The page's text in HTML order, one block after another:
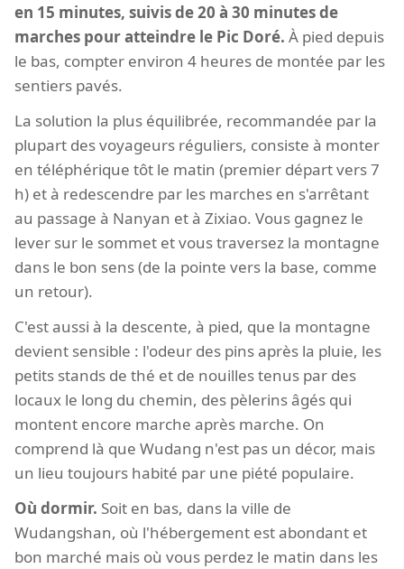
en 15 minutes, suivis de 20 à 30 minutes de
marches pour atteindre le Pic Doré. À pied depuis
le bas, compter environ 4 heures de montée par les
sentiers pavés.
La solution la plus équilibrée, recommandée par la
plupart des voyageurs réguliers, consiste à monter
en téléphérique tôt le matin (premier départ vers 7
h) et à redescendre par les marches en s'arrêtant
au passage à Nanyan et à Zixiao. Vous gagnez le
lever sur le sommet et vous traversez la montagne
dans le bon sens (de la pointe vers la base, comme
un retour).
C'est aussi à la descente, à pied, que la montagne
devient sensible : l'odeur des pins après la pluie, les
petits stands de thé et de nouilles tenus par des
locaux le long du chemin, des pèlerins âgés qui
montent encore marche après marche. On
comprend là que Wudang n'est pas un décor, mais
un lieu toujours habité par une piété populaire.
Où dormir. Soit en bas, dans la ville de
Wudangshan, où l'hébergement est abondant et
bon marché mais où vous perdez le matin dans les